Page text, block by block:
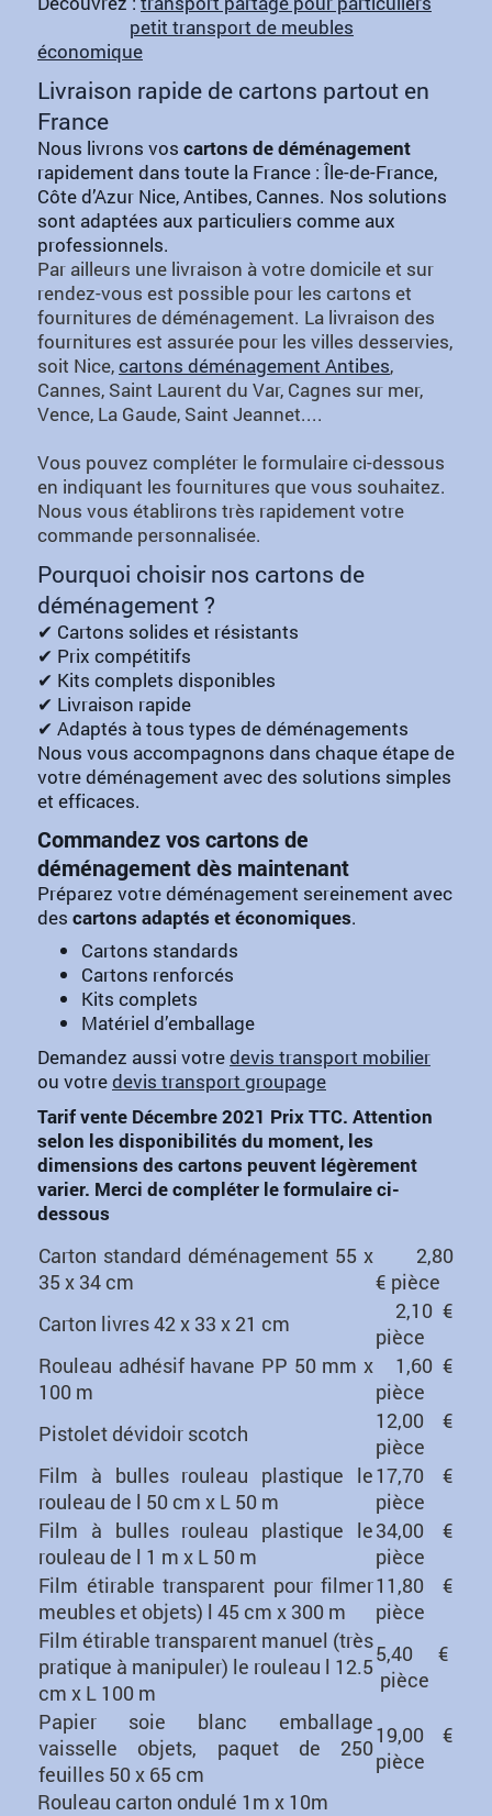
petit transport de meubles
économique
Livraison rapide de cartons partout en
France
Nous livrons vos cartons de déménagement
rapidement dans toute la France : Île-de-France,
Côte d’Azur Nice, Antibes, Cannes. Nos solutions
sont adaptées aux particuliers comme aux
professionnels.
Par ailleurs une livraison à votre domicile et sur
rendez-vous est possible pour les cartons et
fournitures de déménagement. La livraison des
fournitures est assurée pour les villes desservies,
soit Nice,cartons déménagement Antibes,
Cannes, Saint Laurent du Var, Cagnes sur mer,
Vence, La Gaude, Saint Jeannet....
Vous pouvez compléter le formulaire ci-dessous
en indiquant les fournitures que vous souhaitez.
Nous vous établirons très rapidement votre
commande personnalisée.
Pourquoi choisir nos cartons de
déménagement ?
✔ Cartons solides et résistants
✔ Prix compétitifs
✔ Kits complets disponibles
✔ Livraison rapide
✔ Adaptés à tous types de déménagements
Nous vous accompagnons dans chaque étape de
votre déménagement avec des solutions simples
et efficaces.
Commandez vos cartons de
déménagement dès maintenant
Préparez votre déménagement sereinement avec
des cartons adaptés et économiques.
Cartons standards
Cartons renforcés
Kits complets
Matériel d’emballage
Demandez aussi votredevis transport mobilier
ou votredevis transport groupage
Tarif vente Décembre 2021 Prix TTC. Attention
selon les disponibilités du moment, les
dimensions des cartons peuvent légèrement
varier. Merci de compléter le formulaire ci-
dessous
Carton standard déménagement 55 x
35 x 34 cm
2,80
€ pièce
Carton livres 42 x 33 x 21 cm
2,10 €
pièce
Rouleau adhésif havane PP 50 mm x
100 m
1,60 €
pièce
Pistolet dévidoir scotch
12,00 €
pièce
Film à bulles rouleau plastique le
rouleau de l 50 cm x L 50 m
17,70 €
pièce
Film à bulles rouleau plastique le
rouleau de l 1 m x L 50 m
34,00 €
pièce
Film étirable transparent pour filmer
meubles et objets) l 45 cm x 300 m
11,80 €
pièce
Film étirable transparent manuel (très
pratique à manipuler) le rouleau l 12.5
cm x L 100 m
5,40 €
pièce
Papier soie blanc emballage
vaisselle objets, paquet de 250
feuilles 50 x 65 cm
19,00 €
pièce
Rouleau carton ondulé 1m x 10m